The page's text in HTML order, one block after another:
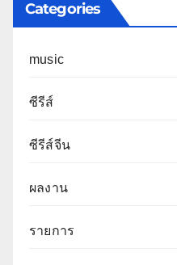
Categories
music
ซีรีส์
ซีรีส์จีน
ผลงาน
รายการ